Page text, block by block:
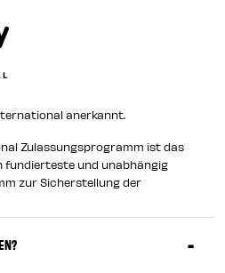
anerkannt.
Zulassungsprogramm ist das
und unabhängig
zur Sicherstellung der